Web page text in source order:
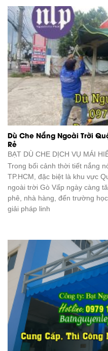
Dù Che Nắng Ngoài Trời
Rẻ
BẠT DÙ CHE DỊCH VỤ MÁI
Trong bối cảnh thời tiết nắng
TP.HCM, đặc biệt là khu vực
ngoài trời Gò Vấp ngày càng
phê, nhà hàng, đến trường
giải pháp linh